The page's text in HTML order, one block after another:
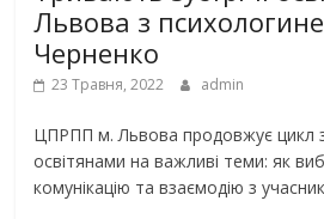
Львова з
Черненко
23 Травня, 2022 admin
ЦПРПП м. Львова продовжує цикл
освітянами на важливі теми: як
комунікацію та взаємодію з